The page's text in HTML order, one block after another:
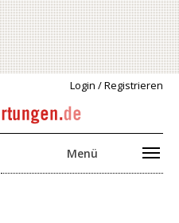
Login / Registrieren
Menü